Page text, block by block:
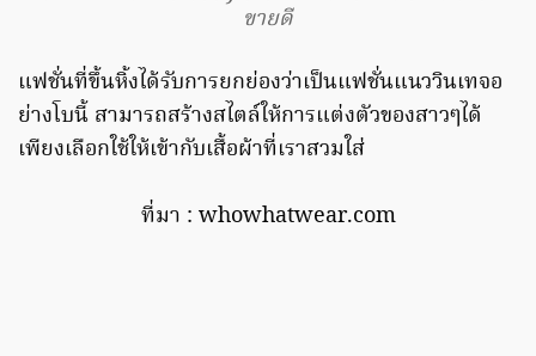
ขายดี
แฟชั่นที่ขึ้นหิ้งได้รับการยกย่องว่าเป็นแฟชั่นแนววินเทจอ
ย่างโบนี้ สามารถสร้างสไตล์ให้การแต่งตัวของสาวๆได้
เพียงเลือกใช้ให้เข้ากับเสื้อผ้าที่เราสวมใส่
ที่มา : whowhatwear.com